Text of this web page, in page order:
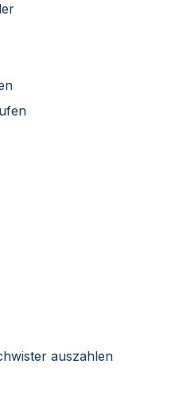
auszahlen